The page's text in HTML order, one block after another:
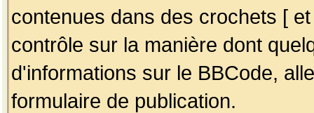
contenues dans des crochets [
contrôle sur la manière dont
d'informations sur le BBCode,
formulaire de publication.